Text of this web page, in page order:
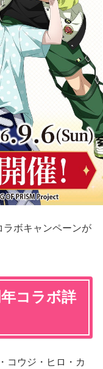
ラボキャンペーンが
コラボ詳
コウジ・ヒロ・カ